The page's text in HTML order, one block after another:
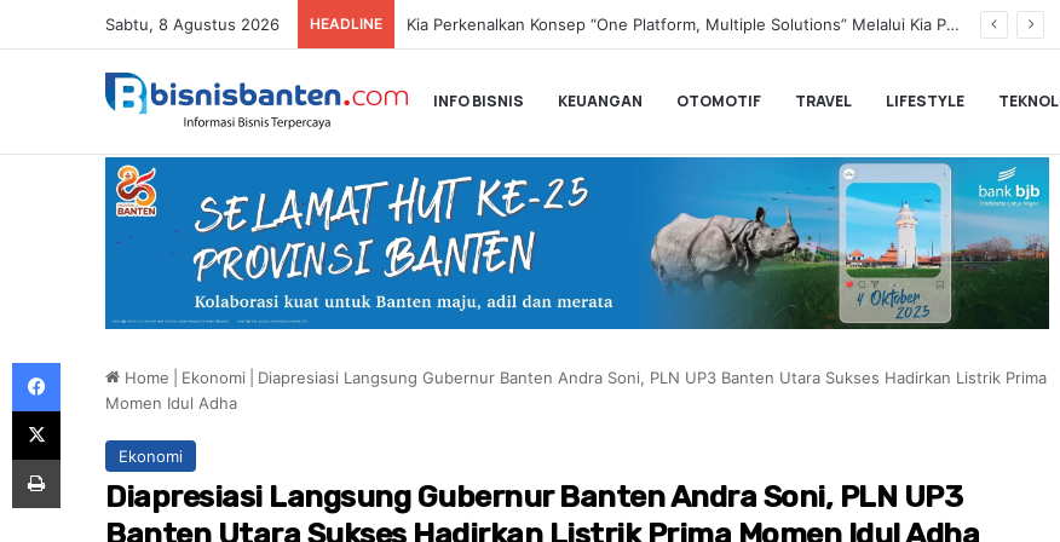
Sabtu, 8 Agustus 2026 HEADLINE Transformasi Digital Perkuat Layanan, Bank bjb Raih Lima Titanium Awards pada PRIMA Awards 2026
INFO BISNIS KEUANGAN OTOMOTIF TRAVEL LIFESTYLE
Home Ekonomi
Diapresiasi Langsung Gubernur Banten Andra Soni, PLN UP3 Banten Utara Sukses Hadirkan Listrik Prima
Momen Idul Adha
Ekonomi
Diapresiasi Langsung Gubernur Banten Andra Soni, PLN UP3
Banten Utara Sukses Hadirkan Listrik Prima Momen Idul Adha